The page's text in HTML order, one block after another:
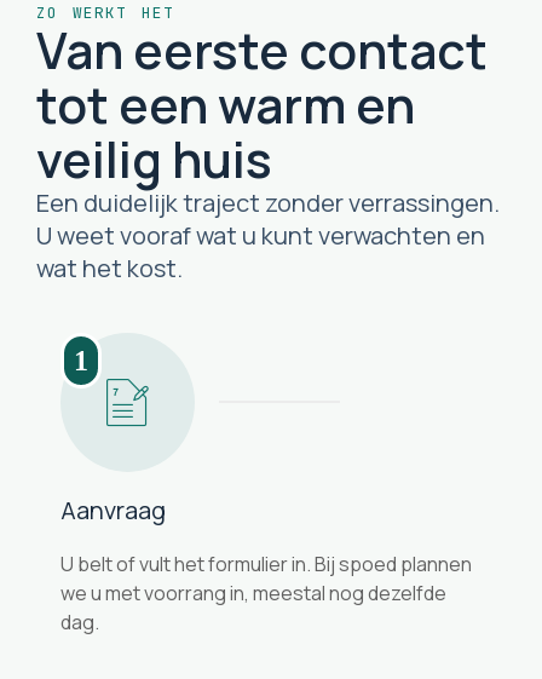
ZO WERKT HET
Van eerste contact
tot een warm en
veilig huis
Een duidelijk traject zonder verrassingen.
U weet vooraf wat u kunt verwachten en
wat het kost.
1
Aanvraag
U belt of vult het formulier in. Bij spoed plannen
we u met voorrang in, meestal nog dezelfde
dag.